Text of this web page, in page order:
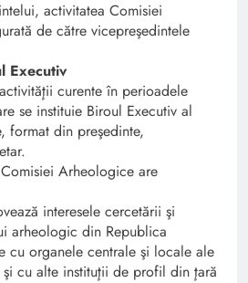
activitatea Comisiei
de către vicepreşedintele
Executiv
curente în perioadele
se instituie Biroul Executiv al
format din preşedinte,
Arheologice are
interesele cercetării şi
arheologic din Republica
cu organele centrale şi locale ale
cu alte instituţii de profil din ţară